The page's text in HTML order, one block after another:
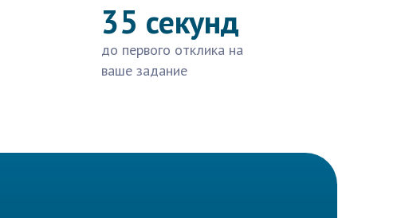
35 секунд
до первого отклика на
ваше задание